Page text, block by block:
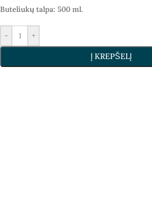
Buteliukų talpa: 500 ml.
- +
Į KREPŠELĮ